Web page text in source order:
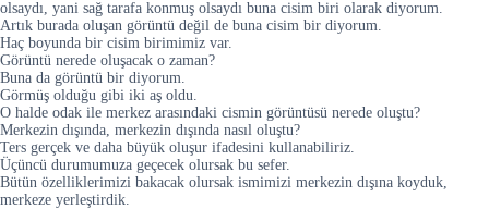
olsaydı, yani sağ tarafa konmuş olsaydı buna cisim biri olarak diyorum.
Artık burada oluşan görüntü değil de buna cisim bir diyorum.
Haç boyunda bir cisim birimimiz var.
Görüntü nerede oluşacak o zaman?
Buna da görüntü bir diyorum.
Görmüş olduğu gibi iki aş oldu.
O halde odak ile merkez arasındaki cismin görüntüsü nerede oluştu?
Merkezin dışında, merkezin dışında nasıl oluştu?
Ters gerçek ve daha büyük oluşur ifadesini kullanabiliriz.
Üçüncü durumumuza geçecek olursak bu sefer.
Bütün özelliklerimizi bakacak olursak ismimizi merkezin dışına koyduk,
merkeze yerleştirdik.